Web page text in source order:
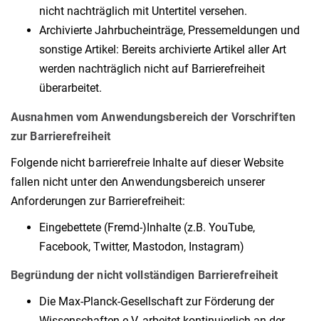
nicht nachträglich mit Untertitel versehen.
Archivierte Jahrbucheinträge, Pressemeldungen und
sonstige Artikel: Bereits archivierte Artikel aller Art
werden nachträglich nicht auf Barrierefreiheit
überarbeitet.
Ausnahmen vom Anwendungsbereich der Vorschriften
zur Barrierefreiheit
Folgende nicht barrierefreie Inhalte auf dieser Website
fallen nicht unter den Anwendungsbereich unserer
Anforderungen zur Barrierefreiheit:
Eingebettete (Fremd-)Inhalte (z.B. YouTube,
Facebook, Twitter, Mastodon, Instagram)
Begründung der nicht vollständigen Barrierefreiheit
Die Max-Planck-Gesellschaft zur Förderung der